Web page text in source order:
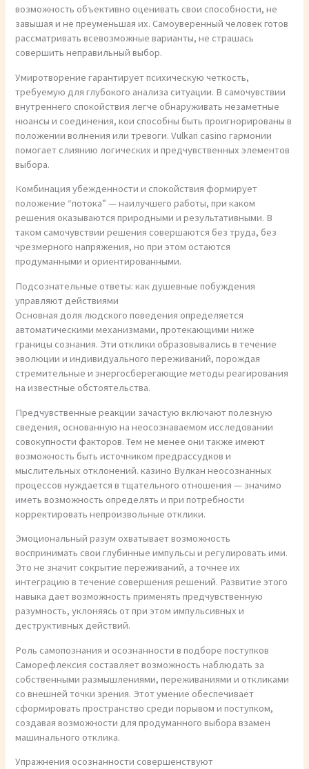
возможность объективно оценивать свои способности, не
завышая и не преуменьшая их. Самоуверенный человек готов
рассматривать всевозможные варианты, не страшась
совершить неправильный выбор.
Умиротворение гарантирует психическую четкость,
требуемую для глубокого анализа ситуации. В самочувствии
внутреннего спокойствия легче обнаруживать незаметные
нюансы и соединения, кои способны быть проигнорированы в
положении волнения или тревоги. Vulkan casino гармонии
помогает слиянию логических и предчувственных элементов
выбора.
Комбинация убежденности и спокойствия формирует
положение “потока” — наилучшего работы, при каком
решения оказываются природными и результативными. В
таком самочувствии решения совершаются без труда, без
чрезмерного напряжения, но при этом остаются
продуманными и ориентированными.
Подсознательные ответы: как душевные побуждения
управляют действиями
Основная доля людского поведения определяется
автоматическими механизмами, протекающими ниже
границы сознания. Эти отклики образовывались в течение
эволюции и индивидуального переживаний, порождая
стремительные и энергосберегающие методы реагирования
на известные обстоятельства.
Предчувственные реакции зачастую включают полезную
сведения, основанную на неосознаваемом исследовании
совокупности факторов. Тем не менее они также имеют
возможность быть источником предрассудков и
мыслительных отклонений. казино Вулкан неосознанных
процессов нуждается в тщательного отношения — значимо
иметь возможность определять и при потребности
корректировать непроизвольные отклики.
Эмоциональный разум охватывает возможность
воспринимать свои глубинные импульсы и регулировать ими.
Это не значит сокрытие переживаний, а точнее их
интеграцию в течение совершения решений. Развитие этого
навыка дает возможность применять предчувственную
разумность, уклоняясь от при этом импульсивных и
деструктивных действий.
Роль самопознания и осознанности в подборе поступков
Саморефлексия составляет возможность наблюдать за
собственными размышлениями, переживаниями и откликами
со внешней точки зрения. Этот умение обеспечивает
сформировать пространство среди порывом и поступком,
создавая возможности для продуманного выбора взамен
машинального отклика.
Упражнения осознанности совершенствуют